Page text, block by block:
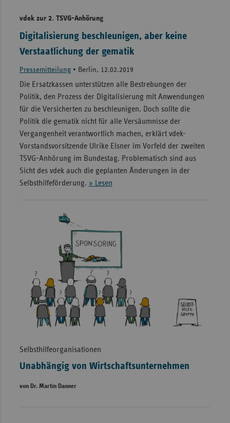
vdek zur 2. TSVG-Anhörung
Digitalisierung beschleunigen, aber keine
Verstaatlichung der gematik
Pressemitteilung• Berlin, 12.02.2019
Die Ersatzkassen unterstützen alle Bestrebungen der
Politik, den Prozess der Digitalisierung mit Anwendungen
für die Versicherten zu beschleunigen. Doch sollte die
Politik die gematik nicht für alle Versäumnisse der
Vergangenheit verantwortlich machen, erklärt vdek-
Vorstandsvorsitzende Ulrike Elsner im Vorfeld der zweiten
TSVG-Anhörung im Bundestag. Problematisch sind aus
Sicht des vdek auch die geplanten Änderungen in der
Selbsthilfeförderung. » Lesen
Selbsthilfeorganisationen
Unabhängig von Wirtschaftsunternehmen
von Dr. Martin Danner